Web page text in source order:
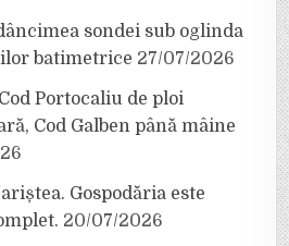
sondei sub oglinda
batimetrice 27/07/2026
Portocaliu de ploi
Cod Galben până mâine
Gospodăria este
20/07/2026